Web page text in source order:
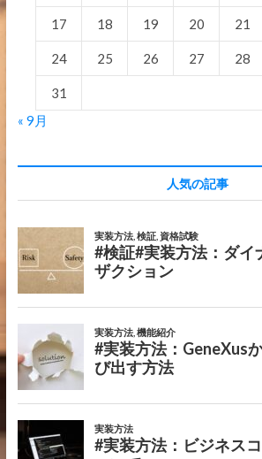
17 18 19 20 21
24 25 26 27 28
31
« 9月
人気の記事